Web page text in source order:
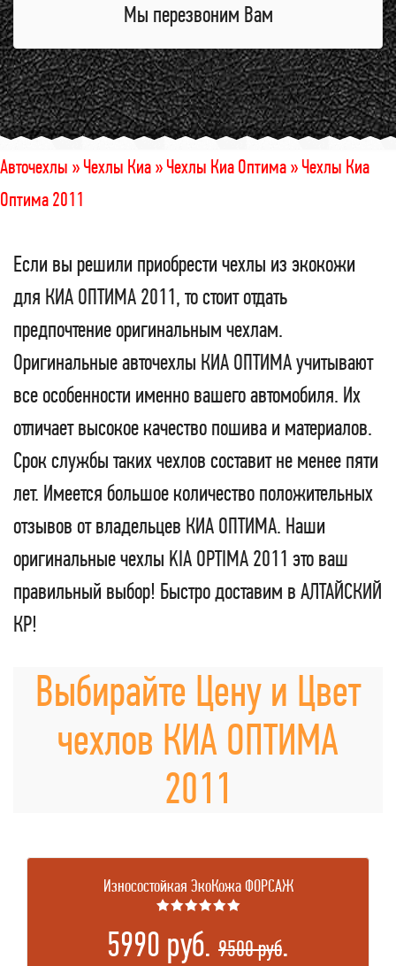
Мы перезвоним Вам
Авточехлы »Чехлы Киа »Чехлы Киа Оптима »Чехлы Киа
Оптима 2011
Если вы решили приобрести чехлы из экокожи
для КИА ОПТИМА 2011, то стоит отдать
предпочтение оригинальным чехлам.
Оригинальные авточехлы КИА ОПТИМА учитывают
все особенности именно вашего автомобиля. Их
отличает высокое качество пошива и материалов.
Срок службы таких чехлов составит не менее пяти
лет. Имеется большое количество положительных
отзывов от владельцев КИА ОПТИМА. Наши
оригинальные чехлы KIA OPTIMA 2011 это ваш
правильный выбор! Быстро доставим в АЛТАЙСКИЙ
КР!
Выбирайте Цену и Цвет
чехлов КИА ОПТИМА
2011
Износостойкая ЭкоКожа ФОРСАЖ
★★★★★★
5990 руб. 9500 руб.